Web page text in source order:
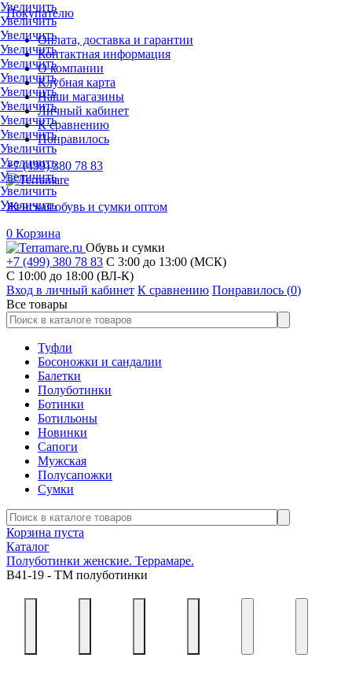
Покупателю
Оплата, доставка и гарантии
Контактная информация
О компании
Клубная карта
Наши магазины
Личный кабинет
К сравнению
Понравилось
+7 (499) 380 78 83
Женская обувь и сумки оптом
0 Корзина
Обувь и сумки
+7 (499) 380 78 83 С 3:00 до 13:00 (МСК)
C 10:00 до 18:00 (ВЛ-К)
Вход в личный кабинет К сравнению Понравилось (0)
Все товары
Туфли
Босоножки и сандалии
Балетки
Полуботинки
Ботинки
Ботильоны
Новинки
Сапоги
Мужская
Полусапожки
Сумки
Корзина пуста
Каталог
Полуботинки женские. Террамаре.
В41-19 - ТМ полуботинки
Увеличить
Увеличить
Увеличить
Увеличить
Увеличить
Увеличить
Увеличить
Увеличить
Увеличить
Увеличить
Увеличить
Увеличить
Увеличить
Увеличить
Увеличить